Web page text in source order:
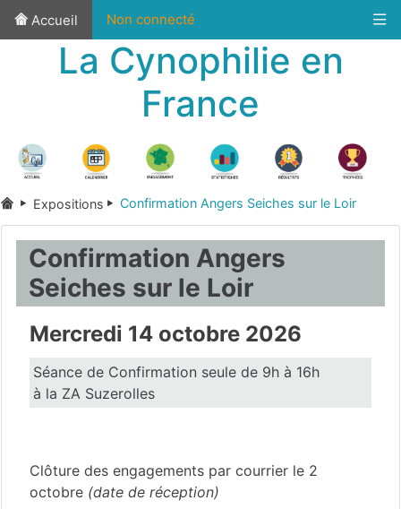
Accueil Non connecté
La Cynophilie en
France
Expositions Confirmation Angers Seiches sur le Loir
Confirmation Angers
Seiches sur le Loir
Mercredi 14 octobre 2026
Séance de Confirmation seule de 9h à 16h
à la ZA Suzerolles
Clôture des engagements par courrier le 2
octobre (date de réception)